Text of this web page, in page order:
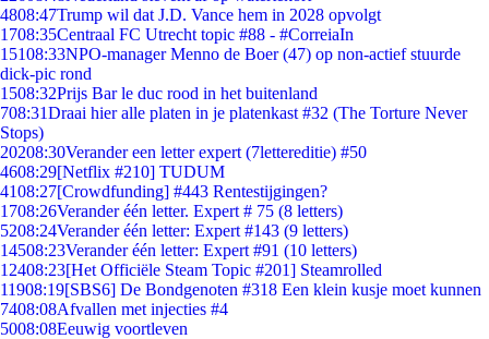
4808:47Trump wil dat J.D. Vance hem in 2028 opvolgt
1708:35Centraal FC Utrecht topic #88 - #CorreiaIn
15108:33NPO-manager Menno de Boer (47) op non-actief stuurde
dick-pic rond
1508:32Prijs Bar le duc rood in het buitenland
708:31Draai hier alle platen in je platenkast #32 (The Torture Never
Stops)
20208:30Verander een letter expert (7lettereditie) #50
4608:29[Netflix #210] TUDUM
4108:27[Crowdfunding] #443 Rentestijgingen?
1708:26Verander één letter. Expert # 75 (8 letters)
5208:24Verander één letter: Expert #143 (9 letters)
14508:23Verander één letter: Expert #91 (10 letters)
12408:23[Het Officiële Steam Topic #201] Steamrolled
11908:19[SBS6] De Bondgenoten #318 Een klein kusje moet kunnen
7408:08Afvallen met injecties #4
5008:08Eeuwig voortleven